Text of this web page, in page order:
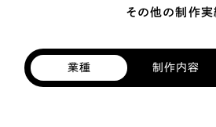
その他の制作実
業種 制作内容